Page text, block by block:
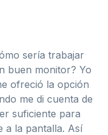
sería trabajar
buen monitor? Yo
ofreció la opción
me di cuenta de
suficiente para
a la pantalla. Así